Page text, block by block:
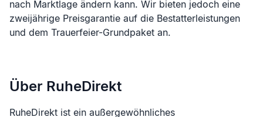
nach Marktlage ändern kann. Wir bieten jedoch eine
zweijährige Preisgarantie auf die Bestatterleistungen
und dem Trauerfeier-Grundpaket an.
Über RuheDirekt
RuheDirekt ist ein außergewöhnliches